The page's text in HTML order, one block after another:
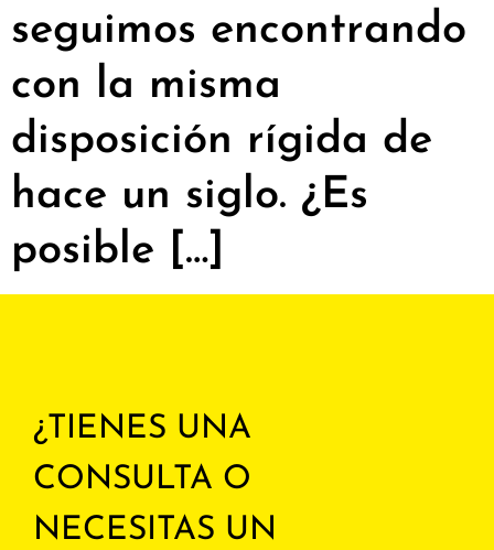
seguimos encontrando
con la misma
disposición rígida de
hace un siglo. ¿Es
posible […]
¿TIENES UNA
CONSULTA O
NECESITAS UN